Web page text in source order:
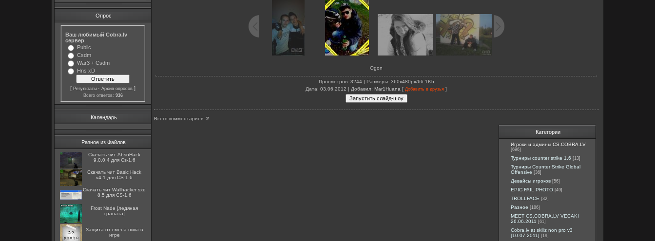
Опрос
Ваш любимый Cobra.lv
сервер
Public
Csdm
War3 + Csdm
Hns xD
[ Результаты · Архив опросов ]
Всего ответов: 936
Календарь
Разное из Файлов
Скачать чит AbsoHack
9.0.0.4 для Cs-1.6
Скачать чит Basic Hack
v4.1 для CS-1.6
Скачать чит Wallhacker sxe
8.5 для CS-1.6
Frost Nade [ледяная
граната]
Защита от смена ника в
игре
Ogon
Просмотров: 3244 | Размеры: 360x480px/66.1Kb
Дата: 03.06.2012 | Добавил: Mar1Huana [ Добавить в друзья ]
Всего комментариев: 2
Категории
Игроки и админы CS.COBRA.LV
[696]
Турниры counter strike 1.6 [13]
Турниры Counter Strike Global
Offensive [36]
Девайсы игроков [56]
EPIC FAIL PHOTO [49]
TROLLFACE [32]
Разное [186]
MEET CS.COBRA.LV VECAKI
26.06.2011 [61]
Cobra.lv at skillz non pro v3
[10.07.2011] [19]